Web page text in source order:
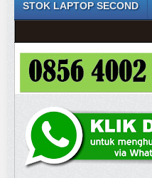
STOK LAPTOP SECOND